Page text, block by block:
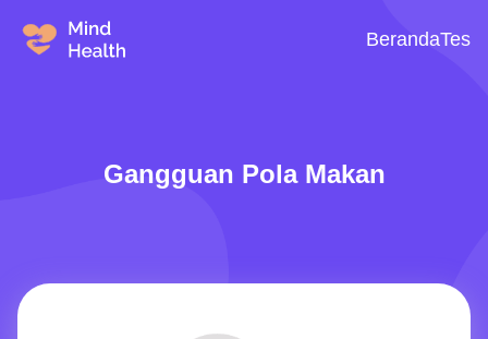
BerandaTes
Gangguan Pola Makan